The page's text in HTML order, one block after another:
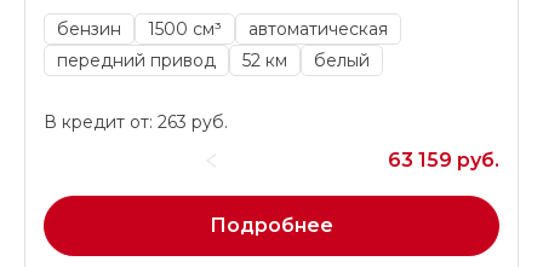
бензин 1500 см³
автоматическая
передний привод
52 км белый
В кредит от: 263 руб.
63 159 руб.
Подробнее